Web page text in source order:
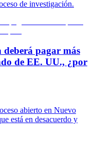
de investigación.
pagar más
de EE. UU., ¿por
abierto en Nuevo
está en desacuerdo y